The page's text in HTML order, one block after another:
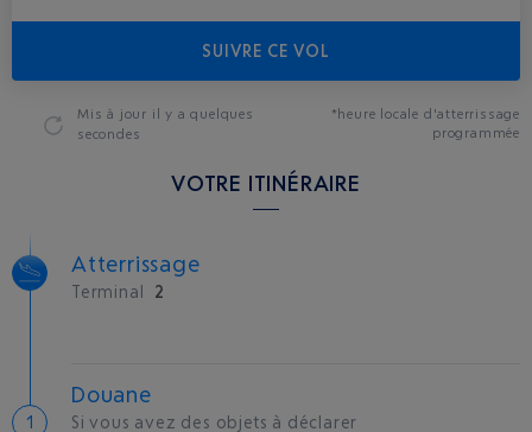
SUIVRE CE VOL
Mis à jour il y a quelques
secondes
*heure locale d'atterrissage
programmée
VOTRE ITINÉRAIRE
Atterrissage
Terminal 2
Douane
Si vous avez des objets à déclarer